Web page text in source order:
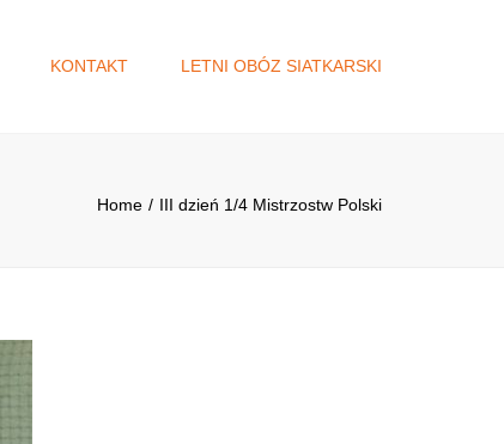
KONTAKT LETNI OBÓZ SIATKARSKI
Home III dzień 1/4 Mistrzostw Polski